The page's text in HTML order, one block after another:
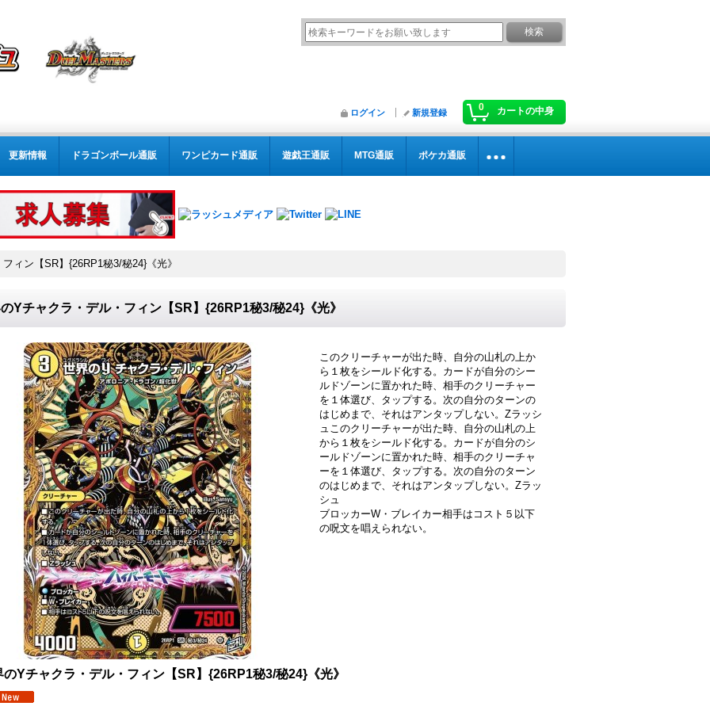
0 カートの中身
ログイン 新規登録
更新情報 ドラゴンボール通販 ワンピカード通販 遊戯王通販 MTG通販 ポケカ通販
ィン【SR】{26RP1秘3/秘24}《光》
Yチャクラ・デル・フィン【SR】{26RP1秘3/秘24}《光》
このクリーチャーが出た時、自分の山札の上か
ら１枚をシールド化する。カードが自分のシー
ルドゾーンに置かれた時、相手のクリーチャー
を１体選び、タップする。次の自分のターンの
はじめまで、それはアンタップしない。Zラッシ
ュこのクリーチャーが出た時、自分の山札の上
から１枚をシールド化する。カードが自分のシ
ールドゾーンに置かれた時、相手のクリーチャ
ーを１体選び、タップする。次の自分のターン
のはじめまで、それはアンタップしない。Zラッ
シュ
ブロッカーW・ブレイカー相手はコスト５以下
の呪文を唱えられない。
のYチャクラ・デル・フィン【SR】{26RP1秘3/秘24}《光》